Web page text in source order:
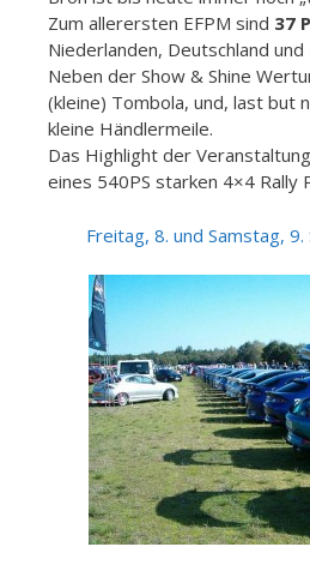
Zum allerersten EFPM sind 37
Niederlanden, Deutschland
Neben der Show & Shine
(kleine) Tombola, und, last but
kleine Händlermeile.
Das Highlight der
eines 540PS starken 4×4 Rally
Freitag, 8. und Samstag,